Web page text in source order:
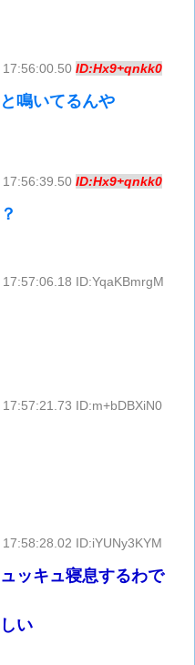
ID:Hx9+qnkk0
鳴いてるんや
ID:Hx9+qnkk0
ID:YqaKBmrgM
ID:m+bDBXiN0
ID:iYUNy3KYM
ッキュ寝息するわで
い